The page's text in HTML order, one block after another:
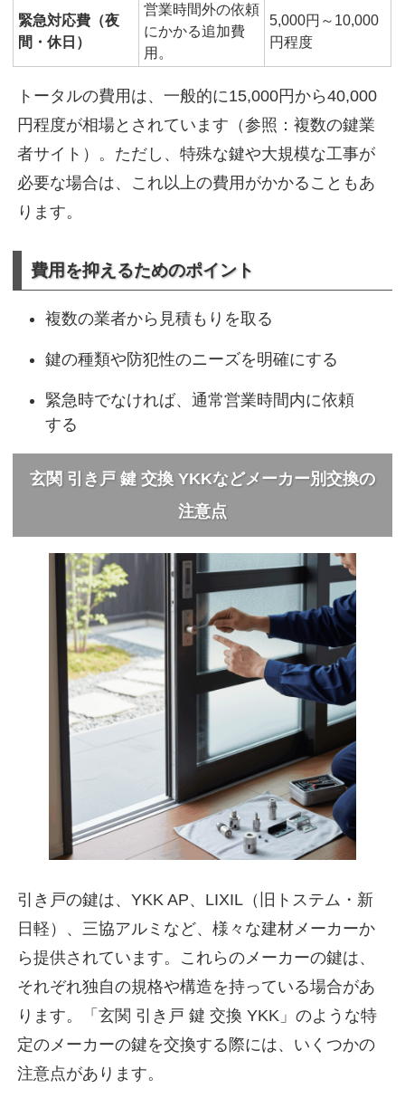
緊急対応費（夜
間・休日）
営業時間外の依頼
にかかる追加費
用。
5,000円～10,000
円程度
トータルの費用は、一般的に15,000円から40,000
円程度が相場とされています（参照：複数の鍵業
者サイト）。ただし、特殊な鍵や大規模な工事が
必要な場合は、これ以上の費用がかかることもあ
ります。
費用を抑えるためのポイント
複数の業者から見積もりを取る
鍵の種類や防犯性のニーズを明確にする
緊急時でなければ、通常営業時間内に依頼
する
玄関 引き戸 鍵 交換 YKKなどメーカー別交換の
注意点
引き戸の鍵は、YKK AP、LIXIL（旧トステム・新
日軽）、三協アルミなど、様々な建材メーカーか
ら提供されています。これらのメーカーの鍵は、
それぞれ独自の規格や構造を持っている場合があ
ります。「玄関 引き戸 鍵 交換 YKK」のような特
定のメーカーの鍵を交換する際には、いくつかの
注意点があります。